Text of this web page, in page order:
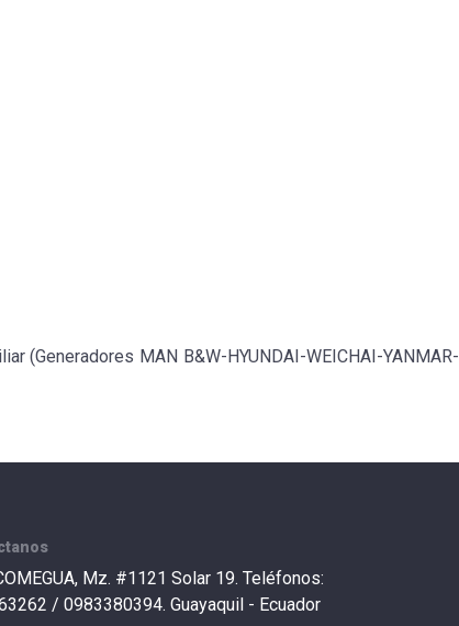
(Generadores MAN B&W-HYUNDAI-WEICHAI-YANMAR-
Mz. #1121 Solar 19. Teléfonos:
/ 0983380394. Guayaquil - Ecuador